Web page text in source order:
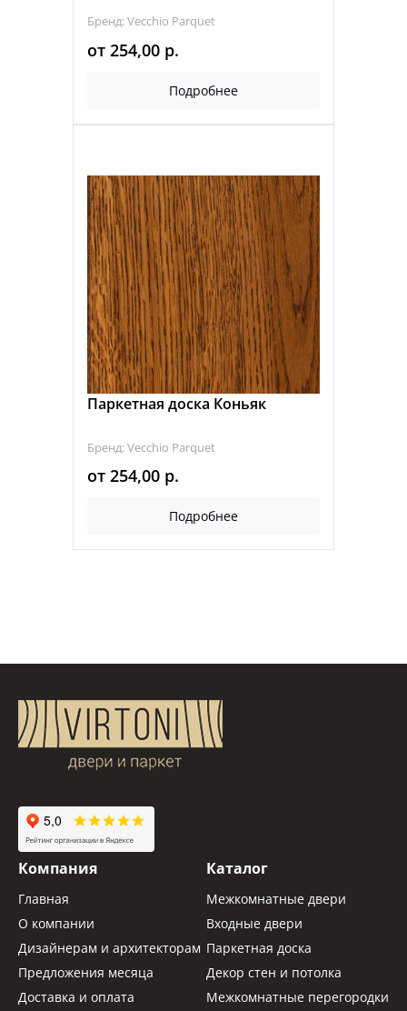
Бренд: Vecchio Parquet
от 254,00 р.
Подробнее
Паркетная доска Коньяк
Бренд: Vecchio Parquet
от 254,00 р.
Подробнее
Компания
Главная
О компании
Дизайнерам и архитекторам
Предложения месяца
Доставка и оплата
Каталог
Межкомнатные двери
Входные двери
Паркетная доска
Декор стен и потолка
Межкомнатные перегородки